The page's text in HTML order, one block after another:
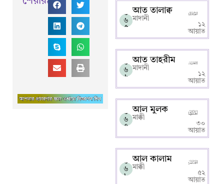
০
৬
৫
আত তালাক্ব
মাদানী
১২
আয়াত
০
৬
৬
আত তাহরীম
মাদানী
১২
আয়াত
০
৬
৭
আল মুলক
মাক্কী
৩০
আয়াত
০
৬
৮
আল কালাম
মাক্কী
৫২
আয়াত